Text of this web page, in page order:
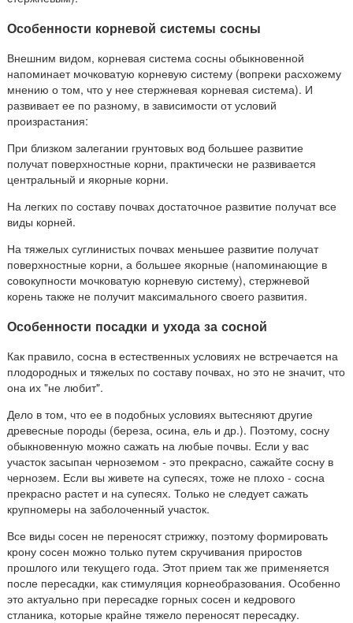
Особенности корневой системы сосны
Внешним видом, корневая система сосны обыкновенной
напоминает мочковатую корневую систему (вопреки расхожему
мнению о том, что у нее стержневая корневая система). И
развивает ее по разному, в зависимости от условий
произрастания:
При близком залегании грунтовых вод большее развитие
получат поверхностные корни, практически не развивается
центральный и якорные корни.
На легких по составу почвах достаточное развитие получат все
виды корней.
На тяжелых суглинистых почвах меньшее развитие получат
поверхностные корни, а большее якорные (напоминающие в
совокупности мочковатую корневую систему), стержневой
корень также не получит максимального своего развития.
Особенности посадки и ухода за сосной
Как правило, сосна в естественных условиях не встречается на
плодородных и тяжелых по составу почвах, но это не значит, что
она их "не любит".
Дело в том, что ее в подобных условиях вытесняют другие
древесные породы (береза, осина, ель и др.). Поэтому, сосну
обыкновенную можно сажать на любые почвы. Если у вас
участок засыпан черноземом - это прекрасно, сажайте сосну в
чернозем. Если вы живете на супесях, тоже не плохо - сосна
прекрасно растет и на супесях. Только не следует сажать
крупномеры на заболоченный участок.
Все виды сосен не переносят стрижку, поэтому формировать
крону сосен можно только путем скручивания приростов
прошлого или текущего года. Этот прием так же применяется
после пересадки, как стимуляция корнеобразования. Особенно
это актуально при пересадке горных сосен и кедрового
стланика, которые крайне тяжело переносят пересадку.